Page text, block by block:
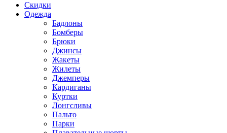
Скидки
Одежда
Бадлоны
Бомберы
Брюки
Джинсы
Жакеты
Жилеты
Джемперы
Кардиганы
Куртки
Лонгсливы
Пальто
Парки